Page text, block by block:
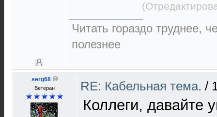
Читать гораздо труднее,
полезнее
serg68
Ветеран RE: Кабельная тема. /
Коллеги, давайте